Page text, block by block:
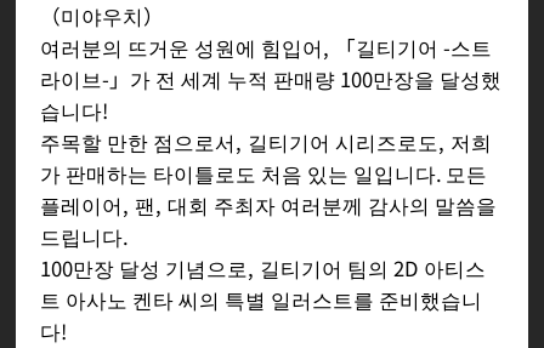
（미야우치）
여러분의 뜨거운 성원에 힘입어, 「길티기어 -스트
라이브-」가 전 세계 누적 판매량 100만장을 달성했
습니다!
주목할 만한 점으로서, 길티기어 시리즈로도, 저희
가 판매하는 타이틀로도 처음 있는 일입니다. 모든
플레이어, 팬, 대회 주최자 여러분께 감사의 말씀을
드립니다.
100만장 달성 기념으로, 길티기어 팀의 2D 아티스
트 아사노 켄타 씨의 특별 일러스트를 준비했습니
다!